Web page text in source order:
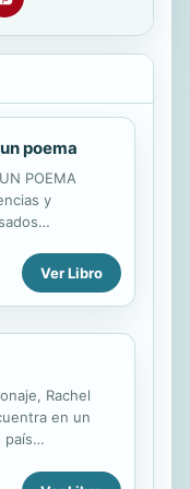
poema
POEMA
y
a nadie dejará
podrá degustar
gama de
van desde el
de lirismo y
Ver Libro
Rachel
en un
país
condición